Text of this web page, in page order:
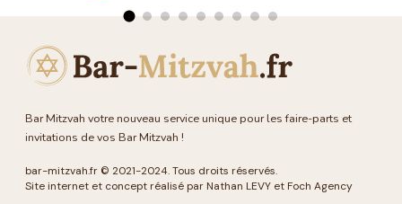
Bar Mitzvah votre nouveau service unique pour les faire-parts et
invitations de vos Bar Mitzvah !
bar-mitzvah.fr © 2021-2024. Tous droits réservés.
Site internet et concept réalisé par Nathan LEVY et Foch Agency